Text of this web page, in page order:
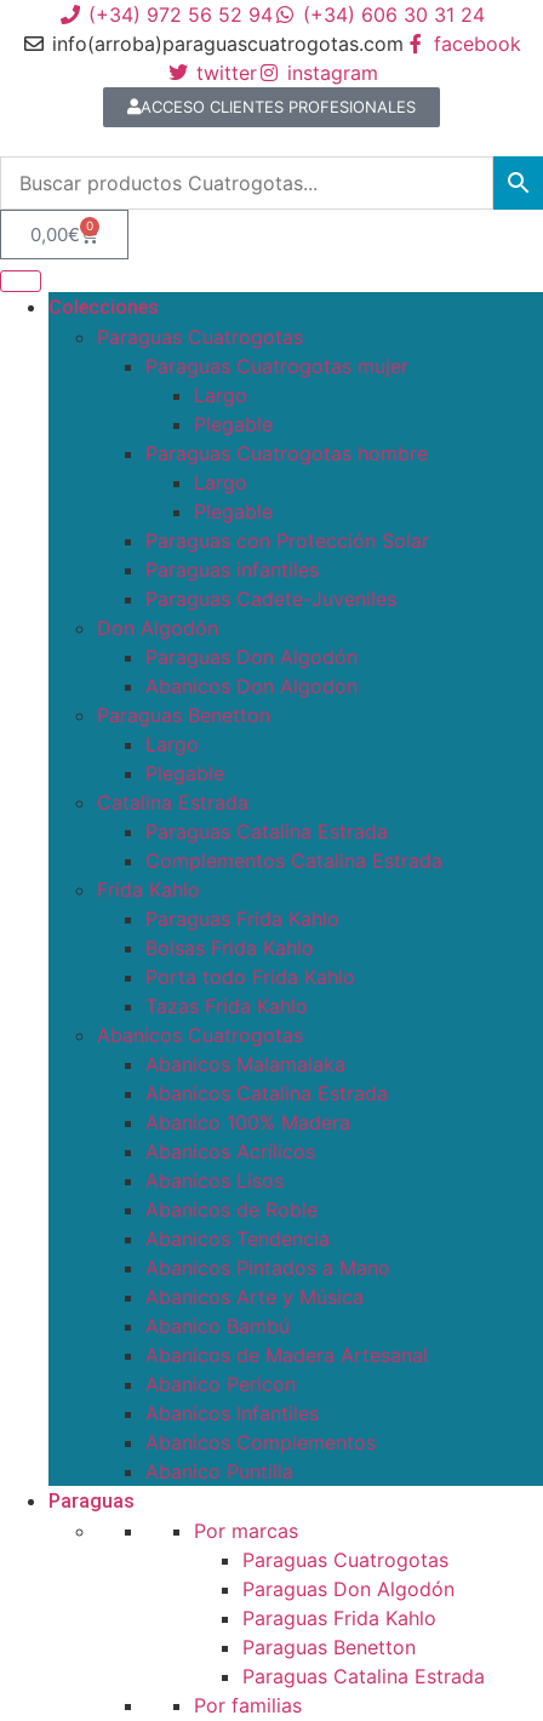
(+34) 972 56 52 94
(+34) 606 30 31 24
info(arroba)paraguascuatrogotas.com
facebook
twitter
instagram
ACCESO CLIENTES PROFESIONALES
0,00€ 0
Colecciones
Paraguas Cuatrogotas
Paraguas Cuatrogotas mujer
Largo
Plegable
Paraguas Cuatrogotas hombre
Largo
Plegable
Paraguas con Protección Solar
Paraguas infantiles
Paraguas Cadete-Juveniles
Don Algodón
Paraguas Don Algodón
Abanicos Don Algodon
Paraguas Benetton
Largo
Plegable
Catalina Estrada
Paraguas Catalina Estrada
Complementos Catalina Estrada
Frida Kahlo
Paraguas Frida Kahlo
Bolsas Frida Kahlo
Porta todo Frida Kahlo
Tazas Frida Kahlo
Abanicos Cuatrogotas
Abanicos Malamalaka
Abanicos Catalina Estrada
Abanico 100% Madera
Abanicos Acrílicos
Abanicos Lisos
Abanicos de Roble
Abanicos Tendencia
Abanicos Pintados a Mano
Abanicos Arte y Música
Abanico Bambú
Abanicos de Madera Artesanal
Abanico Pericon
Abanicos Infantiles
Abanicos Complementos
Abanico Puntilla
Paraguas
Por marcas
Paraguas Cuatrogotas
Paraguas Don Algodón
Paraguas Frida Kahlo
Paraguas Benetton
Paraguas Catalina Estrada
Por familias